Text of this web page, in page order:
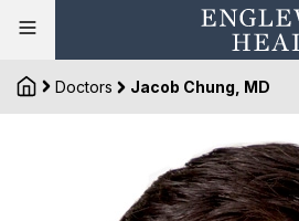
Doctors Jacob Chung, MD